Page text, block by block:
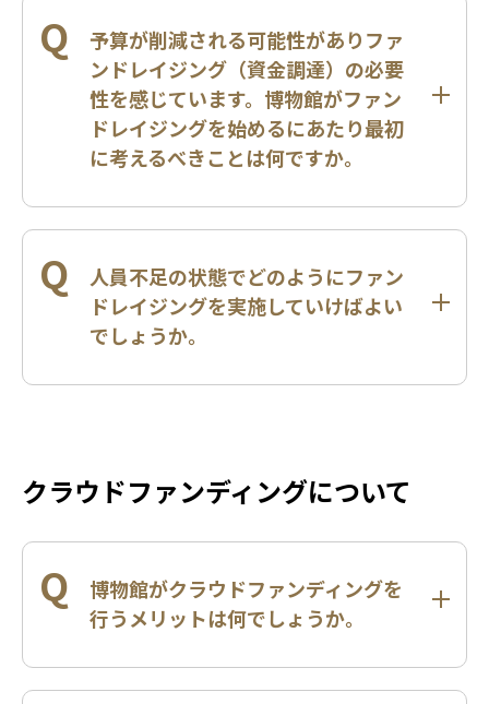
Q
予算が削減される可能性がありファ
ンドレイジング（資金調達）の必要
性を感じています。博物館がファン
ドレイジングを始めるにあたり最初
に考えるべきことは何ですか。
Q
人員不足の状態でどのようにファン
ドレイジングを実施していけばよい
でしょうか。
クラウドファンディングについて
Q
博物館がクラウドファンディングを
行うメリットは何でしょうか。